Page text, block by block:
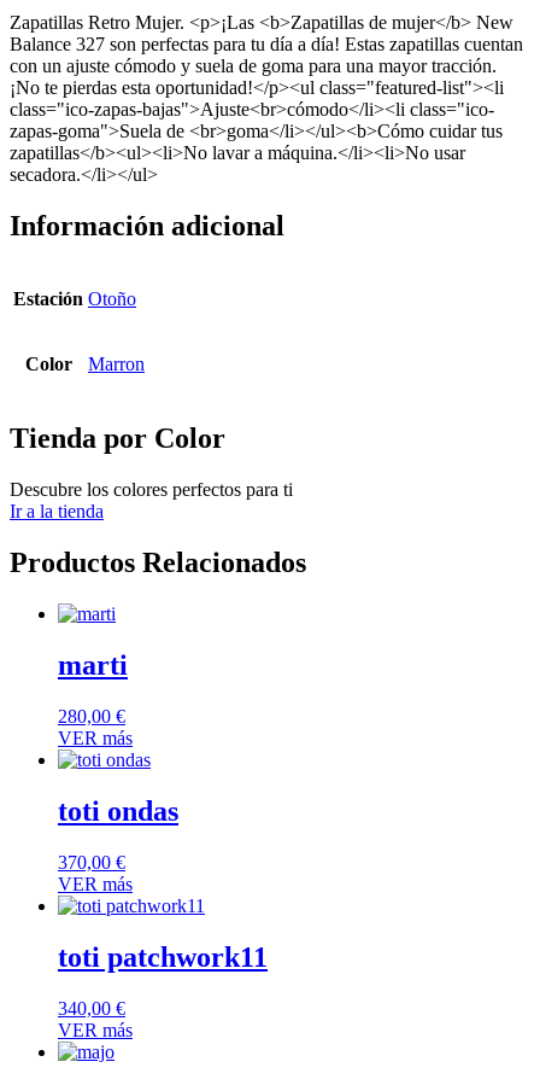
Zapatillas Retro Mujer. <p>¡Las <b>Zapatillas de mujer</b> New
Balance 327 son perfectas para tu día a día! Estas zapatillas cuentan
con un ajuste cómodo y suela de goma para una mayor tracción.
¡No te pierdas esta oportunidad!</p><ul class="featured-list"><li
class="ico-zapas-bajas">Ajuste<br>cómodo</li><li class="ico-
zapas-goma">Suela de <br>goma</li></ul><b>Cómo cuidar tus
zapatillas</b><ul><li>No lavar a máquina.</li><li>No usar
secadora.</li></ul>
Información adicional
Estación Otoño
Color Marron
Tienda por Color
Descubre los colores perfectos para ti
Ir a la tienda
Productos Relacionados
marti
280,00 €
VER más
toti ondas
370,00 €
VER más
toti patchwork11
340,00 €
VER más